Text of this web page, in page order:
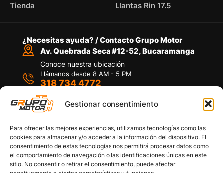
Gestionar consentimiento
Para ofrecer las mejores experiencias, utilizamos tecnologías como las
cookies para almacenar y/o acceder a la información del dispositivo. El
consentimiento de estas tecnologías nos permitirá procesar datos como
el comportamiento de navegación o las identificaciones únicas en este
sitio. No consentir o retirar el consentimiento, puede afectar
Tienda
Llantas Rin 17.5
¿Necesitas ayuda? / Contacto Grupo Motor
Av. Quebrada Seca #12-52, Bucaramanga
Conoce nuestra ubicación
Llámanos desde 8 AM - 5 PM
318 734 4772
Por medio de WhatsApp
Políticas de privacidad